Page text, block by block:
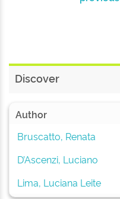
Discover
Author
Bruscatto, Renata
D’Ascenzi, Luciano
Lima, Luciana Leite